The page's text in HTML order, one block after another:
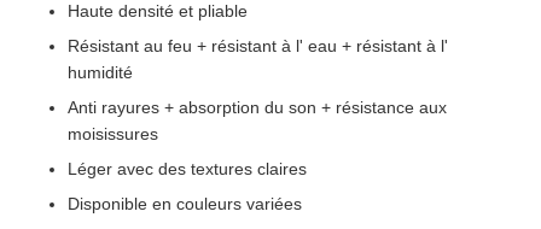
Haute densité et pliable
Résistant au feu + résistant à l' eau + résistant à l'
humidité
Anti rayures + absorption du son + résistance aux
moisissures
Léger avec des textures claires
Disponible en couleurs variées